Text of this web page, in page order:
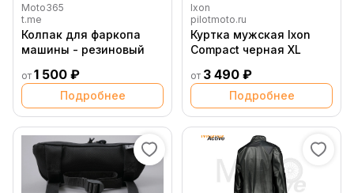
Moto365
t.me
Колпак для фаркопа
машины - резиновый
от 1 500 ₽
Подробнее
Ixon
pilotmoto.ru
Куртка мужская Ixon
Compact черная XL
от 3 490 ₽
Подробнее